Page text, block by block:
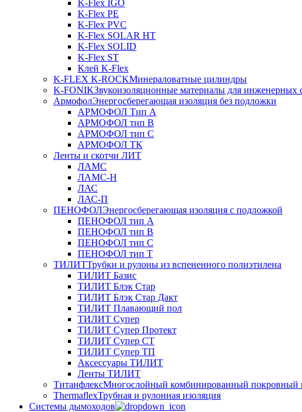
K-Flex IGO
K-Flex PE
K-Flex PVC
K-Flex SOLAR HT
K-Flex SOLID
K-Flex ST
Клей K-Flex
K-FLEX K-ROCKМинераловатные цилиндры
K-FONIKЗвукоизоляционные материалы для инженерных
АрмофолЭнергосберегающая изоляция без подложки
АРМОФОЛ Тип А
АРМОФОЛ тип В
АРМОФОЛ тип C
АРМОФОЛ ТК
Ленты и скотчи ЛИТ
ЛАМС
ЛАМС-Н
ЛАС
ЛАС-П
ПЕНОФОЛЭнергосберегающая изоляция с подложкой
ПЕНОФОЛ тип А
ПЕНОФОЛ тип B
ПЕНОФОЛ тип C
ПЕНОФОЛ тип T
ТИЛИТТрубки и рулоны из вспененного полиэтилена
ТИЛИТ Базис
ТИЛИТ Блэк Стар
ТИЛИТ Блэк Стар Дакт
ТИЛИТ Плавающий пол
ТИЛИТ Супер
ТИЛИТ Супер Протект
ТИЛИТ Супер СТ
ТИЛИТ Супер ТП
Аксессуары ТИЛИТ
Ленты ТИЛИТ
ТитанфлексМногослойный комбинированный покровный
ThermaflexТрубная и рулонная изоляция
Cистемы дымоходов